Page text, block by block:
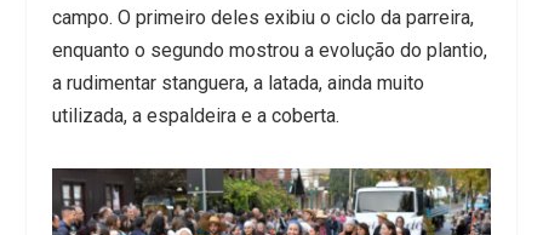
campo. O primeiro deles exibiu o ciclo da parreira,
enquanto o segundo mostrou a evolução do plantio,
a rudimentar stanguera, a latada, ainda muito
utilizada, a espaldeira e a coberta.